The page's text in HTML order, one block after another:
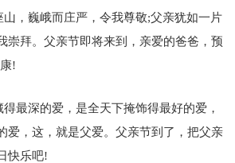
山，巍峨而庄严，令我尊敬;父亲犹如一片
崇拜。父亲节即将来到，亲爱的爸爸，预
!
最深的爱，是全天下掩饰得最好的爱，
爱，这，就是父爱。父亲节到了，把父亲
快乐吧!